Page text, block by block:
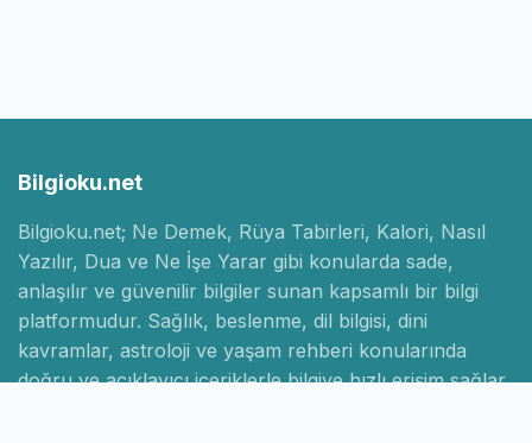
Bilgioku.net
Bilgioku.net; Ne Demek, Rüya Tabirleri, Kalori, Nasıl
Yazılır, Dua ve Ne İşe Yarar gibi konularda sade,
anlaşılır ve güvenilir bilgiler sunan kapsamlı bir bilgi
platformudur. Sağlık, beslenme, dil bilgisi, dini
kavramlar, astroloji ve yaşam rehberi konularında
doğru ve açıklayıcı içeriklerle bilgiye hızlı erişim sağlar.